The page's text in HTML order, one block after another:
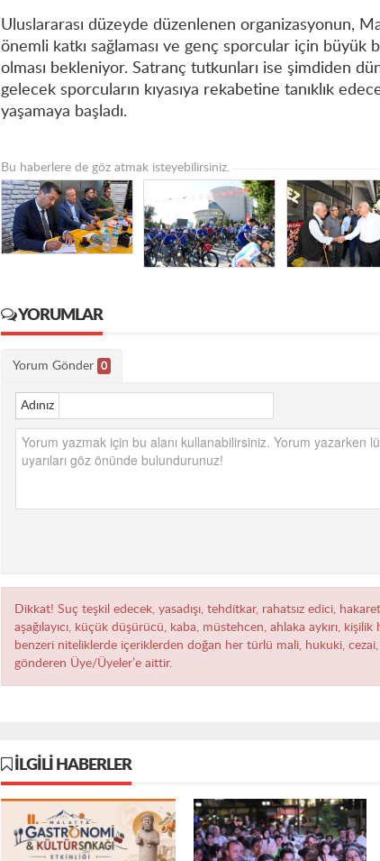
Uluslararası düzeyde düzenlenen organizasyonun,
önemli katkı sağlaması ve genç sporcular için büyük
olması bekleniyor. Satranç tutkunları ise şimdiden
gelecek sporcuların kıyasıya rekabetine tanıklık
yaşamaya başladı.
Bu haberlere de göz atmak isteyebilirsiniz.
YORUMLAR
Yorum Gönder 0
Adınız
Dikkat! Suç teşkil edecek, yasadışı, tehditkar, rahatsız edici,
aşağılayıcı, küçük düşürücü, kaba, müstehcen, ahlaka aykırı,
benzeri niteliklerde içeriklerden doğan her türlü mali, hukuki,
gönderen Üye/Üyeler’e aittir.
İLGILI HABERLER